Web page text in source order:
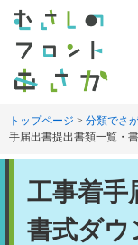
す
。
し
て
トップページ > 分類でさ
手届出書提出書類一覧・
工事着手
書式ダウ